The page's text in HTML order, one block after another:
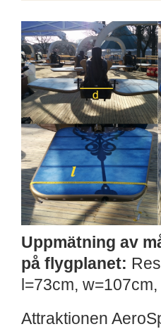
Uppmätning av
på flygplanet:
l=73cm,
Attraktionen